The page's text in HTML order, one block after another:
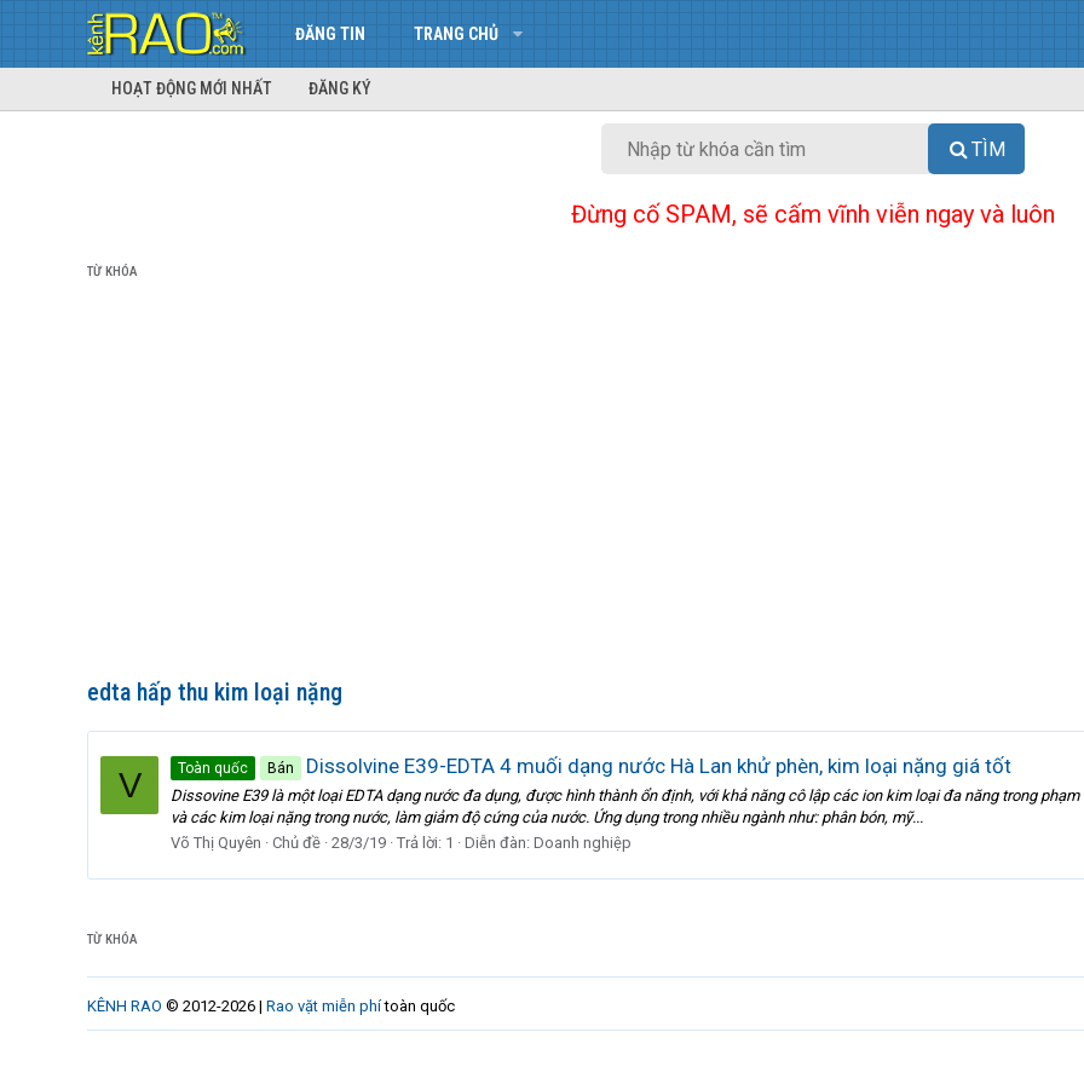
ĐĂNG TIN TRANG CHỦ
HOẠT ĐỘNG MỚI NHẤT ĐĂNG KÝ
TÌM
Đừng cố SPAM, sẽ cấm vĩnh viễn ngay và luôn
TỪ KHÓA
edta hấp thu kim loại nặng
V Toàn quốc Bán Dissolvine E39-EDTA 4 muối dạng nước Hà Lan khử phèn, kim loại nặng giá tốt
Dissovine E39 là một loại EDTA dạng nước đa dụng, được hình thành ổn định, với khả năng cô lập các ion kim loại đa năng trong
và các kim loại nặng trong nước, làm giảm độ cứng của nước. Ứng dụng trong nhiều ngành như: phân bón, mỹ...
Võ Thị Quyên
Chủ đề 28/3/19 Trả lời: 1 Diễn đàn: Doanh nghiệp
TỪ KHÓA
KÊNH RAO © 2012-2026 | Rao vặt miễn phítoàn quốc